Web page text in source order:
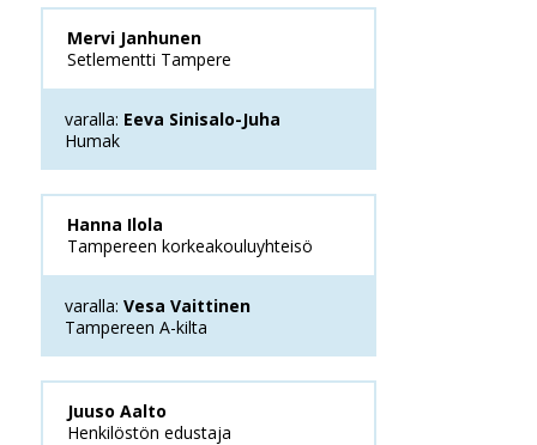
Mervi Janhunen
Setlementti Tampere
varalla: Eeva Sinisalo-Juha
Humak
Hanna Ilola
Tampereen korkeakouluyhteisö
varalla: Vesa Vaittinen
Tampereen A-kilta
Juuso Aalto
Henkilöstön edustaja